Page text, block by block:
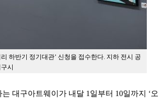
하반기 정기대관’ 신청을 접수한다. 지하 전시 공
시
대구아트웨이가 내달 1일부터 10일까지 ‘오